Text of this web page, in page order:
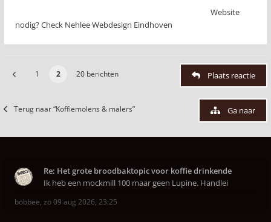
Website
nodig? Check Nehlee Webdesign Eindhoven
1 2 20 berichten Plaats reactie
Terug naar “Koffiemolens & malers” Ga naar
Re: Het grote broodbaktopic voor koffie drinkende
Ik heb een mockmill 100 maar geen Lupine. Handlei
bobbee, zo 09 aug 2026, 23:25